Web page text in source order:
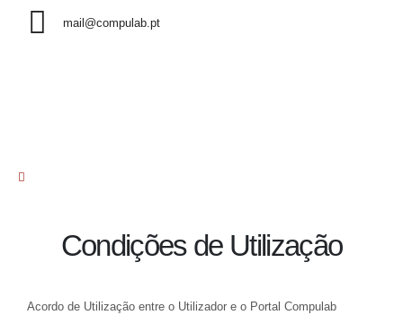
mail@compulab.pt
Condições de Utilização
Acordo de Utilização entre o Utilizador e o Portal Compulab